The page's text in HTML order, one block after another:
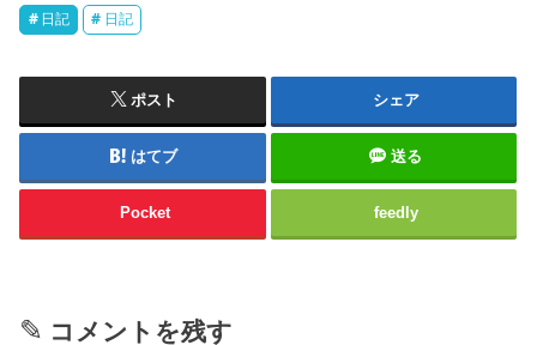
日記 日記
ポスト シェア
はてブ 送る
Pocket feedly
コメントを残す